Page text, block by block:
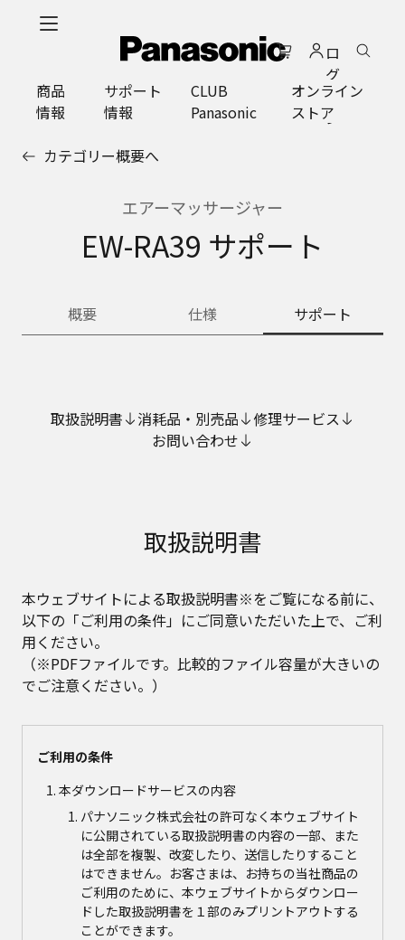
ロ
グ
イ
ン
商品
情報
サポート
情報
CLUB
Panasonic
オンライン
ストア
カテゴリー概要へ
エアーマッサージャー
EW-RA39 サポート
概要 仕様 サポート
取扱説明書 消耗品・別売品
修理サービス
お問い合わせ
取扱説明書
本ウェブサイトによる取扱説明書※をご覧になる前に、
以下の「ご利用の条件」にご同意いただいた上で、ご利
用ください。
（※PDFファイルです。比較的ファイル容量が大きいの
でご注意ください。）
ご利用の条件
本ダウンロードサービスの内容
パナソニック株式会社の許可なく本ウェブサイト
に公開されている取扱説明書の内容の一部、また
は全部を複製、改変したり、送信したりすること
はできません。お客さまは、お持ちの当社商品の
ご利用のために、本ウェブサイトからダウンロー
ドした取扱説明書を１部のみプリントアウトする
ことができます。